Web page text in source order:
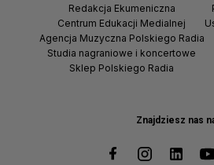
Znajdziesz nas
Redakcja Ekumeniczna
Centrum Edukacji Medialnej
Agencja Muzyczna Polskiego Radia
Studia nagraniowe i koncertowe
Sklep Polskiego Radia